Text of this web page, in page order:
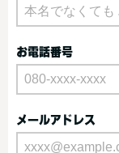
お電話番号
メールアドレス